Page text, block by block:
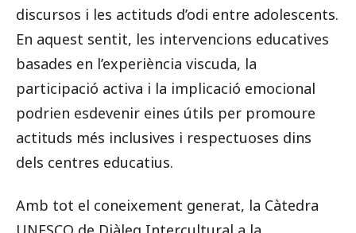
discursos i les actituds d’odi entre adolescents.
En aquest sentit, les intervencions educatives
basades en l’experiència viscuda, la
participació activa i la implicació emocional
podrien esdevenir eines útils per promoure
actituds més inclusives i respectuoses dins
dels centres educatius.
Amb tot el coneixement generat, la Càtedra